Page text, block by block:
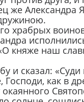
же
храбрых
«О княже наш
и сказал:
как в